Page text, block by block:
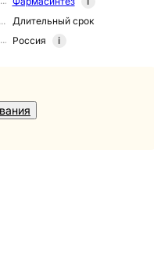
Длительный срок
Россия i